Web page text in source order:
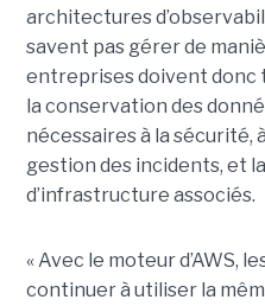
architectures
savent pas gérer de
entreprises doivent donc
la conservation des
nécessaires à la sécurité,
gestion des incidents, et
d’infrastructure associés.
« Avec le moteur d’AWS,
continuer à utiliser la